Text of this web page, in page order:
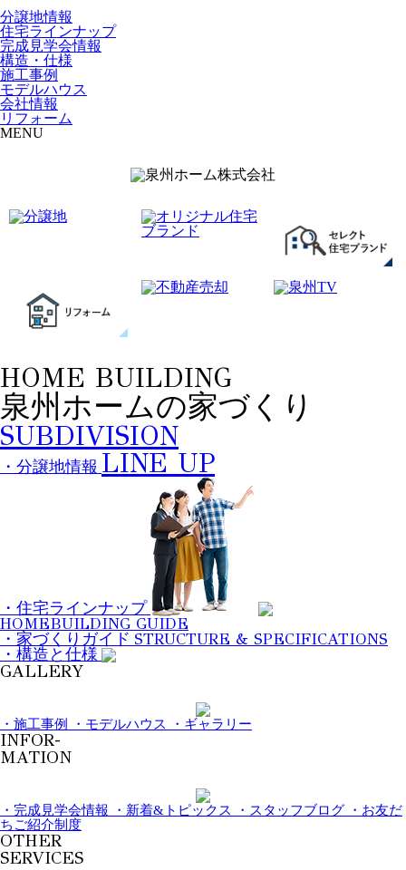
分譲地情報
住宅ラインナップ
完成見学会情報
構造・仕様
施工事例
モデルハウス
会社情報
リフォーム
MENU
HOME BUILDING
泉州ホームの家づくり
SUBDIVISION
・分譲地情報 LINE UP
・住宅ラインナップ
HOMEBUILDING GUIDE
・家づくりガイド STRUCTURE & SPECIFICATIONS
・構造と仕様
GALLERY
・施工事例 ・モデルハウス ・ギャラリー
INFOR-
MATION
・完成見学会情報 ・新着&トピックス ・スタッフブログ
・お友だ
ちご紹介制度
OTHER
SERVICES